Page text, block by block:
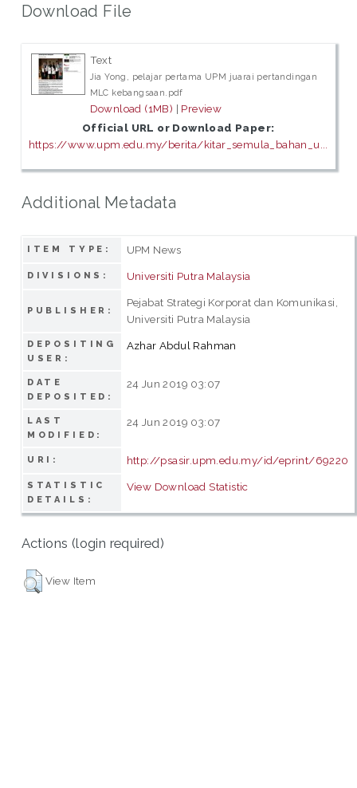
Download File
Text
Jia Yong, pelajar pertama UPM juarai pertandingan
MLC kebangsaan.pdf
Download (1MB) | Preview
Official URL or Download Paper:
https://www.upm.edu.my/berita/kitar_semula_bahan_u...
Additional Metadata
ITEM TYPE: UPM News
DIVISIONS: Universiti Putra Malaysia
PUBLISHER:
Pejabat Strategi Korporat dan Komunikasi,
Universiti Putra Malaysia
DEPOSITING
USER:
Azhar Abdul Rahman
DATE
DEPOSITED:
24 Jun 2019 03:07
LAST
MODIFIED:
24 Jun 2019 03:07
URI: http://psasir.upm.edu.my/id/eprint/69220
STATISTIC
DETAILS:
View Download Statistic
Actions (login required)
View Item